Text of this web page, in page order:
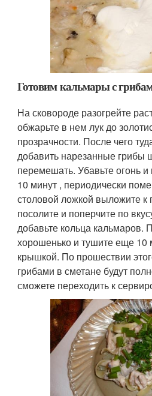
Готовим кальмары с
На сковороде разогрейте
обжарьте в нем лук до
прозрачности. После чего
добавить нарезанные грибы
перемешать. Убавьте огонь
10 минут , периодически
столовой ложкой выложите к
посолите и поперчите по
добавьте кольца кальмаров.
хорошенько и тушите еще 10
крышкой. По прошествии
грибами в сметане будут
сможете переходить к